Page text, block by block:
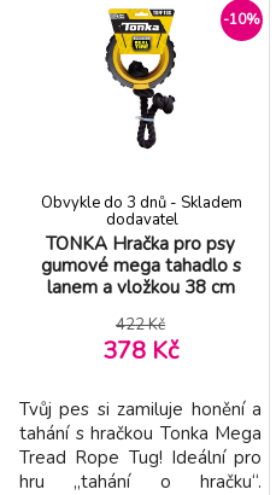
městě. Pevná konstrukce s
pevnou spodní částí a
tvrdými postranicemi
zaručuje stabilitu a ochranu i
při náročnějších cestách.
Vnitřní háček pro připnutí
-10%
TONKA Hračka pro psy
gumové mega tahadlo s
lanem a vložkou 38 cm
Obvykle do 3 dnů - Skladem
dodavatel
422 Kč
378 Kč
Tvůj pes si zamiluje honění a
tahání s hračkou Tonka Mega
Tread Rope Tug! Ideální pro
hru „tahání o hračku“.